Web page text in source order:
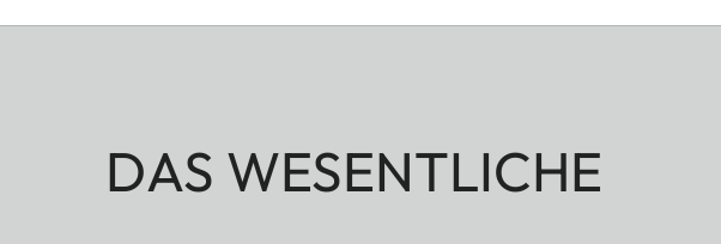
DAS WESENTLICHE